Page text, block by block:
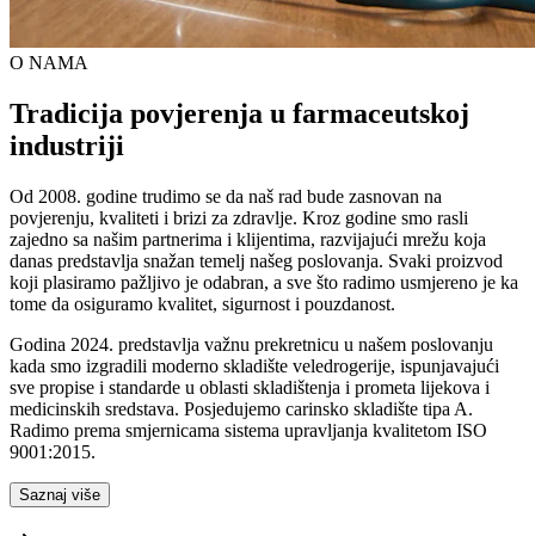
O NAMA
Tradicija povjerenja u farmaceutskoj
industriji
Od 2008. godine trudimo se da naš rad bude zasnovan na
povjerenju, kvaliteti i brizi za zdravlje. Kroz godine smo rasli
zajedno sa našim partnerima i klijentima, razvijajući mrežu koja
danas predstavlja snažan temelj našeg poslovanja. Svaki proizvod
koji plasiramo pažljivo je odabran, a sve što radimo usmjereno je ka
tome da osiguramo kvalitet, sigurnost i pouzdanost.
Godina 2024. predstavlja važnu prekretnicu u našem poslovanju
kada smo izgradili moderno skladište veledrogerije, ispunjavajući
sve propise i standarde u oblasti skladištenja i prometa lijekova i
medicinskih sredstava. Posjedujemo carinsko skladište tipa A.
Radimo prema smjernicama sistema upravljanja kvalitetom ISO
9001:2015.
Saznaj više